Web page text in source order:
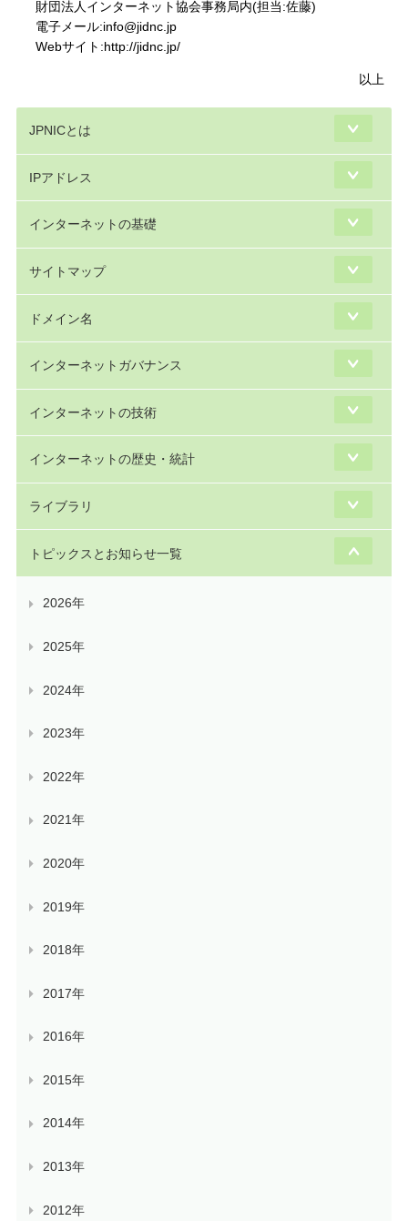
財団法人インターネット協会事務局内(担当:佐藤)
電子メール:info@jidnc.jp
Webサイト:http://jidnc.jp/
以上
JPNICとは
IPアドレス
インターネットの基礎
サイトマップ
ドメイン名
インターネットガバナンス
インターネットの技術
インターネットの歴史・統計
ライブラリ
トピックスとお知らせ一覧
2026年
2025年
2024年
2023年
2022年
2021年
2020年
2019年
2018年
2017年
2016年
2015年
2014年
2013年
2012年